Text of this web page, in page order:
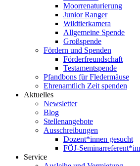
Moorrenaturierung
Junior Ranger
Wildtierkamera
Allgemeine Spende
Großspende
Fördern und Spenden
Förderfreundschaft
Testamentspende
Pfandbons für Fledermäuse
Ehrenamtlich Zeit spenden
Aktuelles
Newsletter
Blog
Stellenangebote
Ausschreibungen
Dozent*innen gesucht
FÖJ-
Service